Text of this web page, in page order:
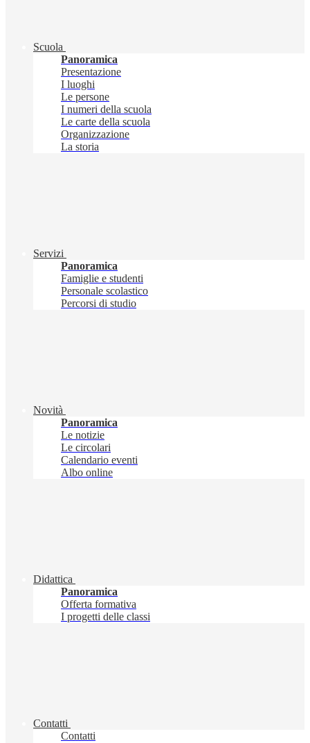
Scuola
Panoramica
Presentazione
I luoghi
Le persone
I numeri della scuola
Le carte della scuola
Organizzazione
La storia
Servizi
Panoramica
Famiglie e studenti
Personale scolastico
Percorsi di studio
Novità
Panoramica
Le notizie
Le circolari
Calendario eventi
Albo online
Didattica
Panoramica
Offerta formativa
I progetti delle classi
Contatti
Contatti